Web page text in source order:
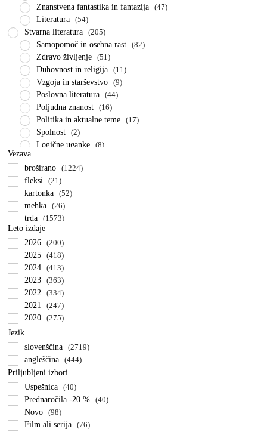
Znanstvena fantastika in fantazija (47)
Literatura (54)
Stvarna literatura (205)
Samopomoč in osebna rast (82)
Zdravo življenje (51)
Duhovnost in religija (11)
Vzgoja in starševstvo (9)
Poslovna literatura (44)
Poljudna znanost (16)
Politika in aktualne teme (17)
Spolnost (2)
Logične uganke (8)
Priročniki
Priročniki za vzgojo in starševstvo
Priročniki za samopomoč
Slovarji (5)
Kuharice
Rastlinski in živalski svet
Zdravo življenje in wellness
Priročniki za ustvarjanje
Priročniki za dom in družino
Biografije in življenjske zgodbe
Angleške knjige
Ljubezenski romani
Kriminalke
Klasike
Fantazija (116)
Aktualne teme
Biografije
Darilne knjige
Otroške knjige (459)
Poučne otroške
Slikanice (105)
Vezava
broširano
(1224)
fleksi (21)
kartonka (52)
mehka (26)
trda (1573)
broširano z zavihki
garnitura (39)
spiralna vezava
Leto izdaje
2026
(200)
2025 (418)
2024 (413)
2023 (363)
2022 (334)
2021 (247)
2020 (275)
2018 (200)
2017 (174)
2016 (49)
2014
(12)
Jezik
slovenščina
(2719)
angleščina (444)
Priljubljeni izbori
Uspešnica
(40)
Prednaročila -20 % (40)
Novo (98)
Film ali serija (76)